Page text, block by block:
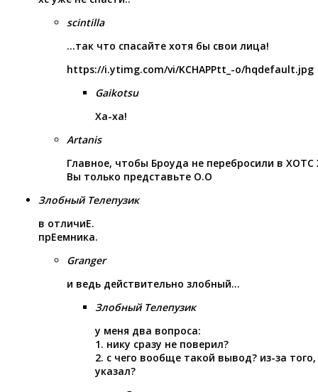
scintilla
…так что спасайте хотя бы свои лица!
https://i.ytimg.com/vi/KCHAPPtt_-o/hqdefault.jpg
Gaikotsu
Ха-ха!
Artanis
Главное, чтобы Броуда не перебросили в ХОТС
Вы только представьте О.О
Злобный Телепузик
в отличиЕ.
прЕемника.
Granger
и ведь действительно злобный…
Злобный Телепузик
у меня два вопроса:
1. нику сразу не поверил?
2. с чего вообще такой вывод? из-за
указал?